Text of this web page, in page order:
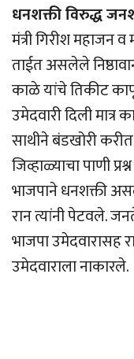
धनशक्ती विरुद्ध
मंत्री गिरीश महाजन
ताईत असलेले
काळे यांचे तिकीट
उमेदवारी दिली मात्र
साथीने बंडखोरी
जिव्हाळ्याचा पाणी
भाजपाने धनशक्ती
रान त्यांनी पेटवले.
भाजपा उमेदवारासह
उमेदवाराला नाकारले.